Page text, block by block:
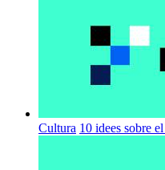
Cultura 10 idees sobre